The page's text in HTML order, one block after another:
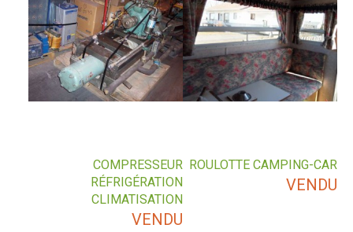
ROULOTTE CAMPING-CAR
VENDU
COMPRESSEUR
RÉFRIGÉRATION
CLIMATISATION
VENDU